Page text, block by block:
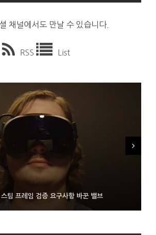
채널에서도 만날 수 있습니다.
RSS List
팀 프레임 검증 요구사항 바꾼 밸브
스 접는 안드로이드 장치용 구글 어시스턴트
대 3D 메모리 ZHBM·ZNAND-O 모형 처음 선
보인 삼성전자